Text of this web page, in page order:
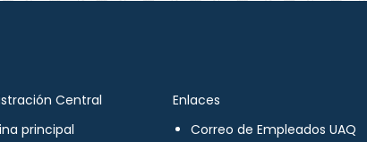
Central
principal
Enlaces
Correo de Empleados UAQ